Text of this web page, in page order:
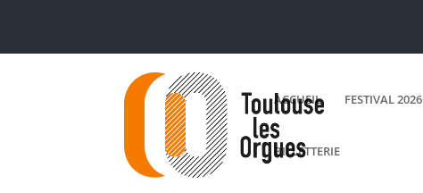
ACCUEIL FESTIVAL 2026
BILLETTERIE